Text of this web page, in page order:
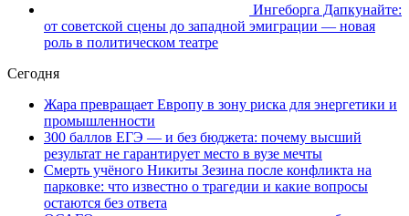
Ингеборга Дапкунайте:
от советской сцены до западной эмиграции — новая
роль в политическом театре
Сегодня
Жара превращает Европу в зону риска для энергетики и
промышленности
300 баллов ЕГЭ — и без бюджета: почему высший
результат не гарантирует место в вузе мечты
Смерть учёного Никиты Зезина после конфликта на
парковке: что известно о трагедии и какие вопросы
остаются без ответа